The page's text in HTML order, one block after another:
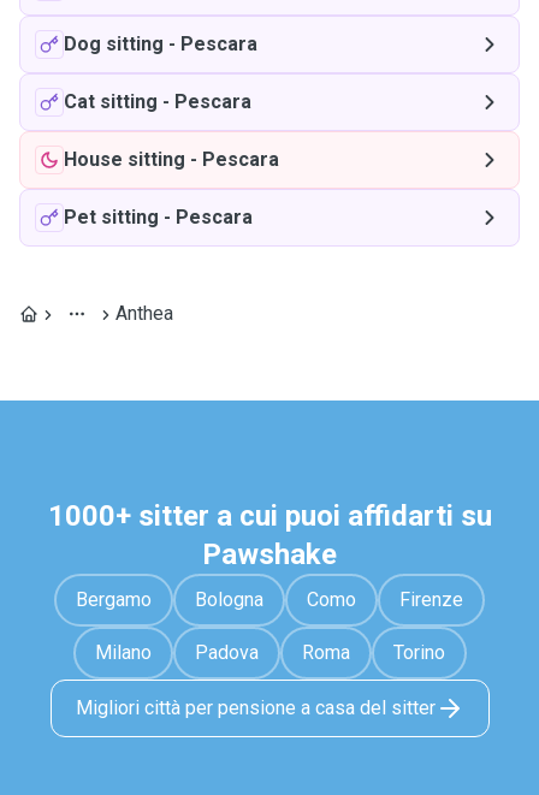
Dog sitting - Pescara
Cat sitting - Pescara
House sitting - Pescara
Pet sitting - Pescara
Anthea
1000+ sitter a cui puoi affidarti su
Pawshake
Bergamo Bologna Como Firenze
Milano Padova Roma Torino
Migliori città per pensione a casa del sitter